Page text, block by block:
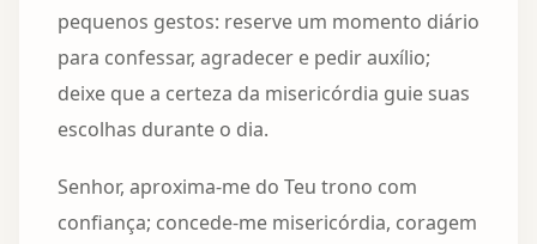
pequenos gestos: reserve um momento diário
para confessar, agradecer e pedir auxílio;
deixe que a certeza da misericórdia guie suas
escolhas durante o dia.
Senhor, aproxima-me do Teu trono com
confiança; concede-me misericórdia, coragem